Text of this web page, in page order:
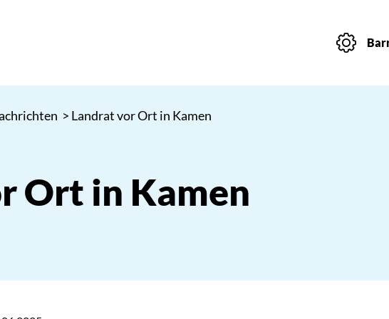
> Landrat vor Ort in Kamen
Ort in Kamen